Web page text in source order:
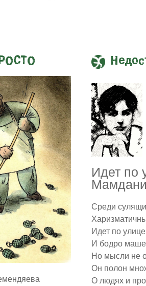
Идет по
Мамдани
Среди
Идет по
И бодро
Но мысли не
Он полон
О людях и